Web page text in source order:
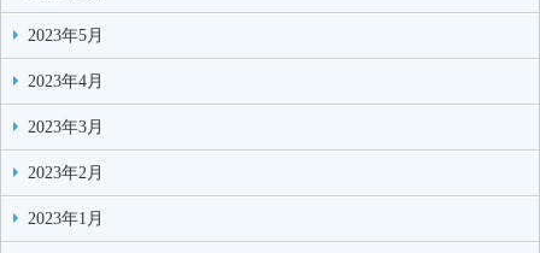
2023年5月
2023年4月
2023年3月
2023年2月
2023年1月